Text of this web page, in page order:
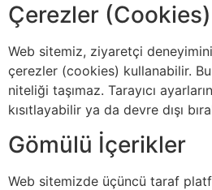
Çerezler (Cookies)
Web sitemiz, ziyaretçi
çerezler (cookies) kullanabilir.
niteliği taşımaz. Tarayıcı
kısıtlayabilir ya da devre dışı
Gömülü İçerikler
Web sitemizde üçüncü taraf